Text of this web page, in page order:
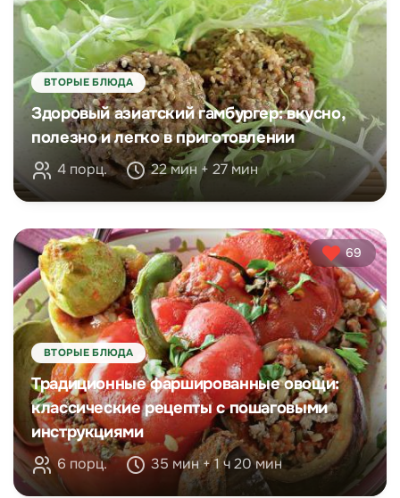
ВТОРЫЕ БЛЮДА
Здоровый азиатский гамбургер: вкусно,
полезно и легко в приготовлении
4 порц. 22 мин + 27 мин
69
ВТОРЫЕ БЛЮДА
Традиционные фаршированные овощи:
классические рецепты с пошаговыми
инструкциями
6 порц. 35 мин + 1 ч 20 мин